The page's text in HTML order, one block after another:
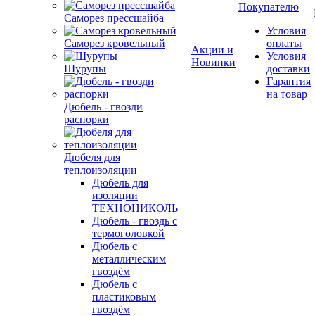
Саморез прессшайба
Саморез кровельный
Шурупы
Дюбель - гвозди
распорки
Дюбеля для
теплоизоляции
Дюбель для
изоляции
ТЕХНОНИКОЛЬ
Дюбель - гвоздь с
термоголовкой
Дюбель с
металлическим
гвоздём
Дюбель с
пластиковым
гвоздём
Акции и
Новинки
Покупателю
Условия
оплаты
Условия
доставки
Гарантия
на товар